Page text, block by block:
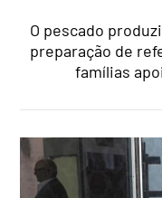
O pescado
preparação de
famílias